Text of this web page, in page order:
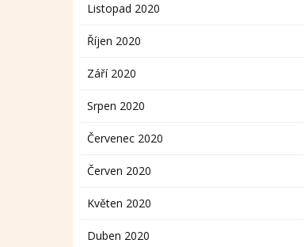
Listopad 2020
Říjen 2020
Září 2020
Srpen 2020
Červenec 2020
Červen 2020
Květen 2020
Duben 2020